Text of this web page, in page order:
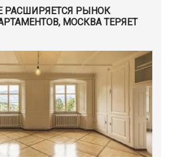
РАСШИРЯЕТСЯ РЫНОК
МОСКВА ТЕРЯЕТ